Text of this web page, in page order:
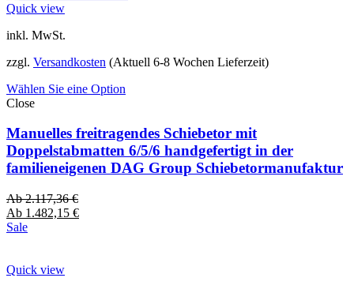
Quick view
inkl. MwSt.
zzgl. Versandkosten (Aktuell 6-8 Wochen Lieferzeit)
Wählen Sie eine Option
Close
Manuelles freitragendes Schiebetor mit
Doppelstabmatten 6/5/6 handgefertigt in der
familieneigenen DAG Group Schiebetormanufaktur
Ab2.117,36€
Ab 1.482,15 €
Sale
Quick view